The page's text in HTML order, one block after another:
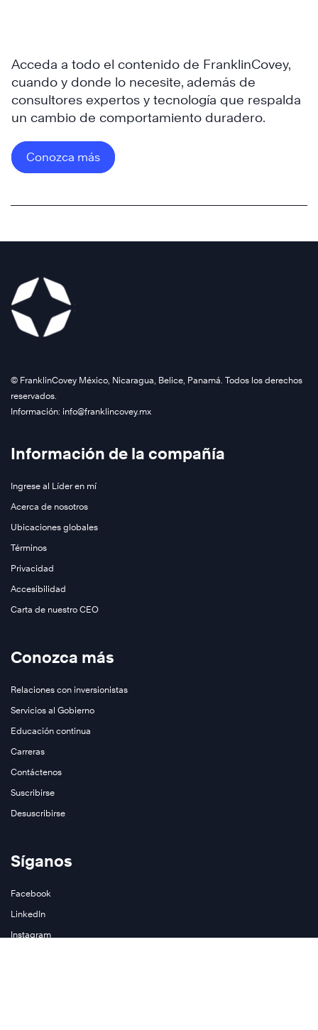
Conozca
más
más
más
Acceda a todo el contenido de FranklinCovey,
cuando y donde lo necesite, además de
consultores expertos y tecnología que respalda
un cambio de comportamiento duradero.
Conozca más
©️ FranklinCovey México, Nicaragua, Belice, Panamá. Todos los derechos
reservados.
Información: info@franklincovey.mx
Información de la compañía
Ingrese al Líder en mí
Acerca de nosotros
Ubicaciones globales
Términos
Privacidad
Accesibilidad
Carta de nuestro CEO
Conozca más
Relaciones con inversionistas
Servicios al Gobierno
Educación continua
Carreras
Contáctenos
Suscribirse
Desuscribirse
Síganos
Facebook
LinkedIn
Instagram